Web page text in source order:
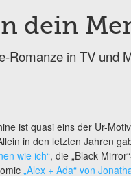
dein
Romanze in TV und
ist quasi eins der Ur-
in den letzten Jahren
wie ich“, die „Black
„Alex + Ada“ von